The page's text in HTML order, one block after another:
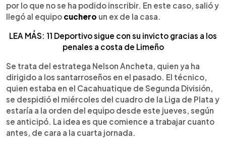
por lo que no se ha podido inscribir. En este caso, salió y
llegó al equipo cuchero un ex de la casa.
LEA MÁS: 11 Deportivo sigue con su invicto gracias a los
penales a costa de Limeño
Se trata del estratega Nelson Ancheta, quien ya ha
dirigido a los santarroseños en el pasado. El técnico,
quien estaba en el Cacahuatique de Segunda División,
se despidió el miércoles del cuadro de la Liga de Plata y
estaría a la orden del equipo desde este jueves, según
se anticipó. La idea es que comience a trabajar cuanto
antes, de cara a la cuarta jornada.